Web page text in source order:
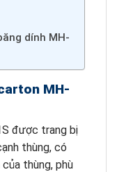
dính MH-
MH-
được trang bị
thùng, có
thùng, phù